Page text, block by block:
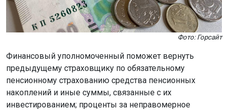
Фото: Горсайт
Финансовый уполномоченный поможет вернуть
предыдущему страховщику по обязательному
пенсионному страхованию средства пенсионных
накоплений и иные суммы, связанные с их
инвестированием; проценты за неправомерное